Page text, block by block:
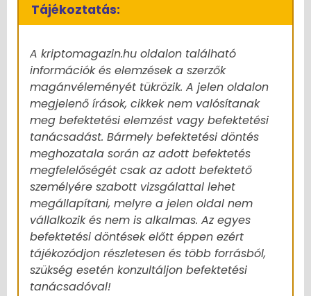
Tájékoztatás:
A kriptomagazin.hu oldalon található
információk és elemzések a szerzők
magánvéleményét tükrözik. A jelen oldalon
megjelenő írások, cikkek nem valósítanak
meg befektetési elemzést vagy befektetési
tanácsadást. Bármely befektetési döntés
meghozatala során az adott befektetés
megfelelőségét csak az adott befektető
személyére szabott vizsgálattal lehet
megállapítani, melyre a jelen oldal nem
vállalkozik és nem is alkalmas. Az egyes
befektetési döntések előtt éppen ezért
tájékozódjon részletesen és több forrásból,
szükség esetén konzultáljon befektetési
tanácsadóval!